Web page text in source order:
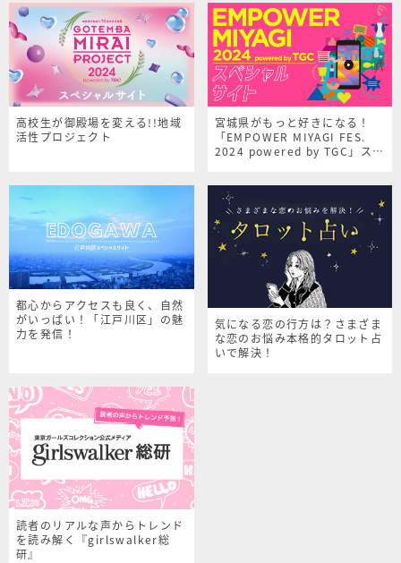
高校生が御殿場を変える!!地域
活性プロジェクト
宮城県がもっと好きになる！
「EMPOWER MIYAGI FES.
2024 powered by TGC」スペ
都心からアクセスも良く、自然
がいっぱい！「江戸川区」の魅
力を発信！
気になる恋の行方は？さまざま
な恋のお悩み本格的タロット占
いで解決！
読者のリアルな声からトレンド
を読み解く『girlswalker総
研』